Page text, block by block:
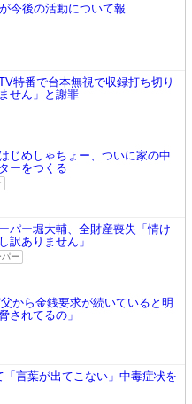
今後の活動について報
特番で台本無視で収録打ち切り
せん」と謝罪
じめしゃちょー、ついに家の中
ーをつくる
パー堀大輔、全財産喪失「情け
訳ありません」
ー
から金銭要求が続いていると明
されてるの」
言葉が出てこない」中毒症状を